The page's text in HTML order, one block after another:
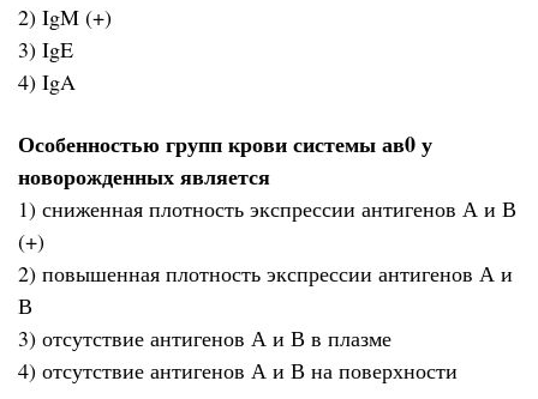
2) IgM (+)
3) IgE
4) IgA
Особенностью групп крови системы ав0 у
новорожденных является
1) сниженная плотность экспрессии антигенов А и В
(+)
2) повышенная плотность экспрессии антигенов А и
В
3) отсутствие антигенов А и В в плазме
4) отсутствие антигенов А и В на поверхности